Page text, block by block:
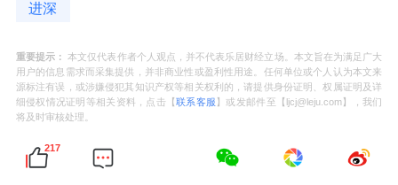
进深
重要提示： 本文仅代表作者个人观点，并不代表乐居财经立场。本文旨在为满足广大
用户的信息需求而采集提供，并非商业性或盈利性用途。任何单位或个人认为本文来
源标注有误，或涉嫌侵犯其知识产权等相关权利的，请提供身份证明、权属证明及详
细侵权情况证明等相关资料，点击【联系客服 】或发邮件至【ljcj@leju.com】，我们
将及时审核处理。
217